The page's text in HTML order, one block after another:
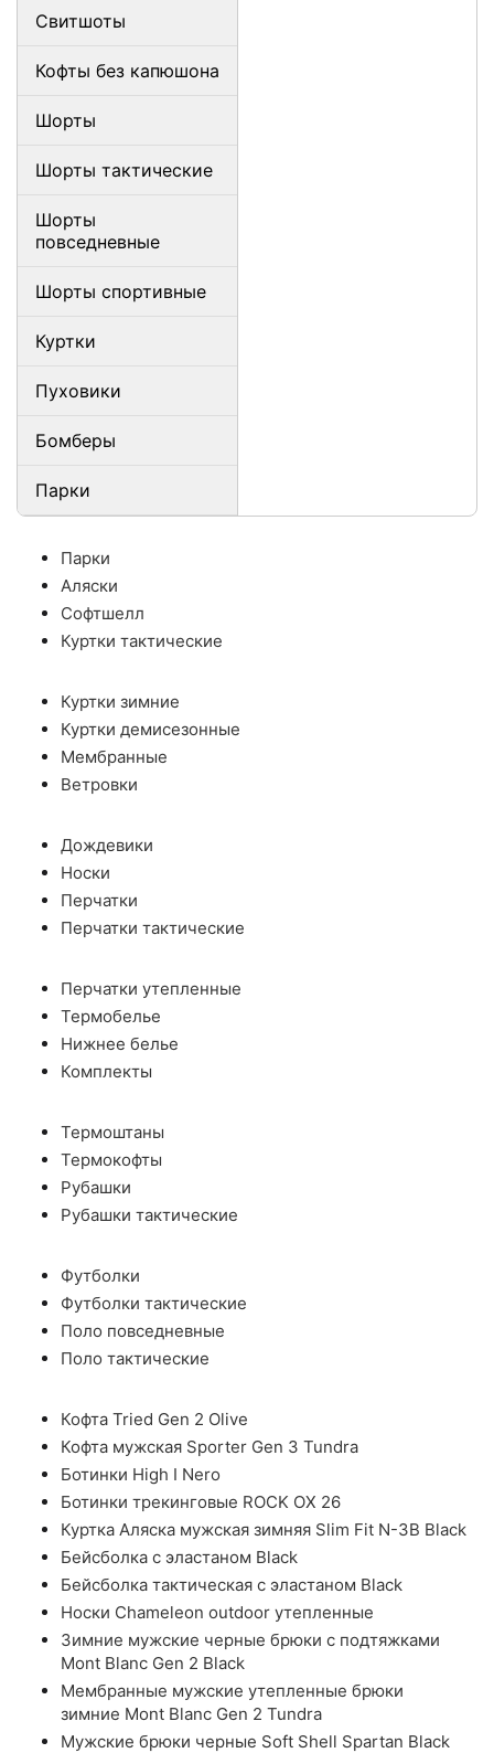
Свитшоты
Кофты без капюшона
Шорты
Шорты тактические
Шорты
повседневные
Шорты спортивные
Куртки
Пуховики
Бомберы
Парки
Парки
Аляски
Софтшелл
Куртки тактические
Куртки зимние
Куртки демисезонные
Мембранные
Ветровки
Дождевики
Носки
Перчатки
Перчатки тактические
Перчатки утепленные
Термобелье
Нижнее белье
Комплекты
Термоштаны
Термокофты
Рубашки
Рубашки тактические
Футболки
Футболки тактические
Поло повседневные
Поло тактические
Кофта Tried Gen 2 Olive
Кофта мужская Sporter Gen 3 Tundra
Ботинки High I Nero
Ботинки трекинговые ROCK OX 26
Куртка Аляска мужская зимняя Slim Fit N-3B Black
Бейсболка с эластаном Black
Бейсболка тактическая с эластаном Black
Носки Chameleon outdoor утепленные
Зимние мужские черные брюки с подтяжками
Mont Blanc Gen 2 Black
Мембранные мужские утепленные брюки
зимние Mont Blanc Gen 2 Tundra
Мужские брюки черные Soft Shell Spartan Black